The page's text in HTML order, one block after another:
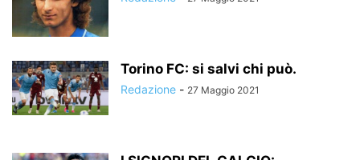
Torino FC: si salvi chi può.
Redazione - 27 Maggio 2021